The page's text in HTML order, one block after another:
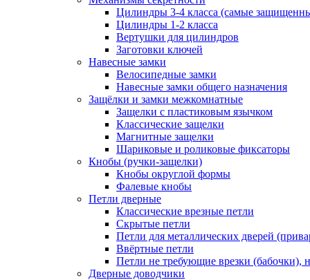
Цилиндры 3-4 класса (самые
Цилиндры 1-2 класса
Вертушки для цилиндров
Заготовки ключей
Навесные замки
Велосипедные замки
Навесные замки общего назначения
Защёлки и замки межкомнатные
Защелки с пластиковым язычком
Классические защелки
Магнитные защелки
Шариковые и роликовые фиксаторы
Кнобы (ручки-защелки)
Кнобы округлой формы
Фалевые кнобы
Петли дверные
Классические врезные петли
Скрытые петли
Петли для металлических дверей
Ввёртные петли
Петли не требующие врезки (бабочки),
Дверные доводчики